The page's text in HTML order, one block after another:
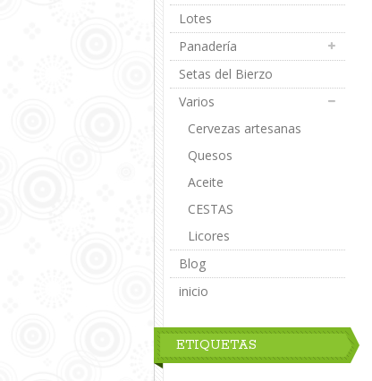
Lotes
Panadería
Setas del Bierzo
Varios
Cervezas artesanas
Quesos
Aceite
CESTAS
Licores
Blog
inicio
ETIQUETAS